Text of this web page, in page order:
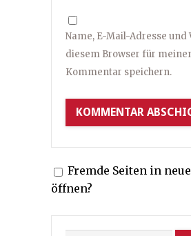
Name, E-Mail-Adresse und
diesem Browser für
Kommentar speichern.
Fremde Seiten in
öffnen?